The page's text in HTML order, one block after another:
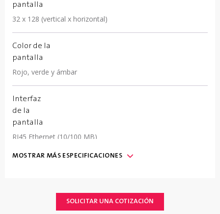
pantalla
32 x 128 (vertical x horizontal)
Color de la
pantalla
Rojo, verde y ámbar
Interfaz
de la
pantalla
RJ45 Ethernet (10/100 MB)
5 x 7, 7 x 11, and/or 9 x 13 (programable)
MOSTRAR MÁS ESPECIFICACIONES
SOLICITAR UNA COTIZACIÓN